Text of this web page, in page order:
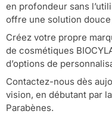
en profondeur sans
offre une solution
Créez votre propre
de cosmétiques
d’options de
Contactez-nous dès
vision, en débutant par
Parabènes.